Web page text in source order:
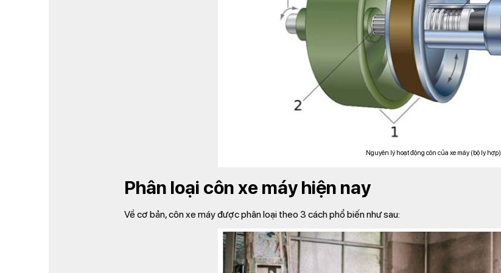
Nguyên lý hoạt động côn của xe máy (bộ ly hợp)
Phân loại côn xe máy hiện nay
Về cơ bản, côn xe máy được phân loại theo 3 cách phổ biến như sau: